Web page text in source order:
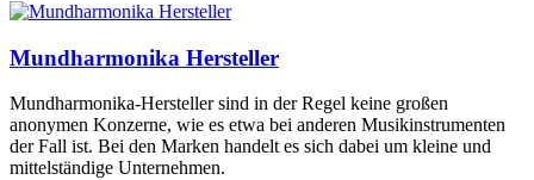
Mundharmonika Hersteller
Mundharmonika-Hersteller sind in der Regel keine großen
anonymen Konzerne, wie es etwa bei anderen Musikinstrumenten
der Fall ist. Bei den Marken handelt es sich dabei um kleine und
mittelständige Unternehmen.